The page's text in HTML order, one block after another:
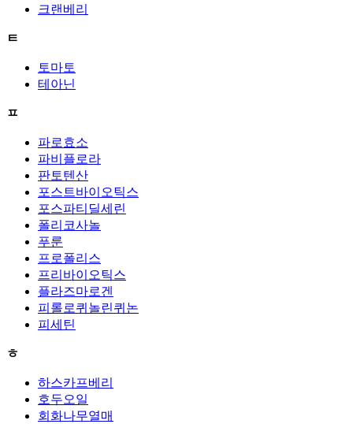
크랜베리
ㅌ
토마토
테아닌
ㅍ
파로효소
파비플로라
판토텐산
포스트바이오틱스
포스파티딜세린
폴리코사놀
푸룬
프로폴리스
프리바이오틱스
플라즈마로겐
피롤로퀴놀린퀴논
피세틴
ㅎ
하스카프베리
호두오일
회화나무열매